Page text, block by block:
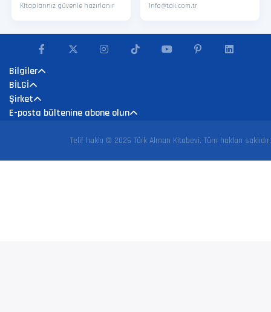
Kitaplarınız güvenle hazırlanır info@tak.com.tr
Bilgiler
BİLGİ
Şirket
E-posta bültenine abone olun
Telif hakkı © 2026 Türk Alman Kitabevi. Tüm hakları saklıdır.